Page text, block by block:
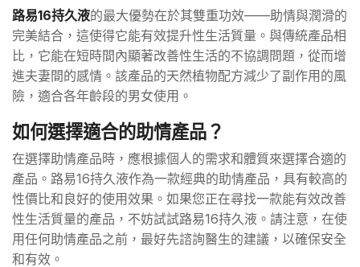
路易16持久液的最大優勢在於其雙重功效——助情與潤滑的
完美結合，這使得它能有效提升性生活質量。與傳統產品相
比，它能在短時間內顯著改善性生活的不協調問題，從而增
進夫妻間的感情。該產品的天然植物配方減少了副作用的風
險，適合各年齡段的男女使用。
如何選擇適合的助情產品？
在選擇助情產品時，應根據個人的需求和體質來選擇合適的
產品。路易16持久液作為一款經典的助情產品，具有較高的
性價比和良好的使用效果。如果您正在尋找一款能有效改善
性生活質量的產品，不妨試試路易16持久液。請注意，在使
用任何助情產品之前，最好先諮詢醫生的建議，以確保安全
和有效。